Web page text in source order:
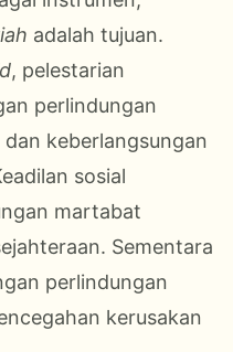
adalah tujuan.
, pelestarian
perlindungan
dan keberlangsungan
sosial
martabat
Sementara
perlindungan
kerusakan